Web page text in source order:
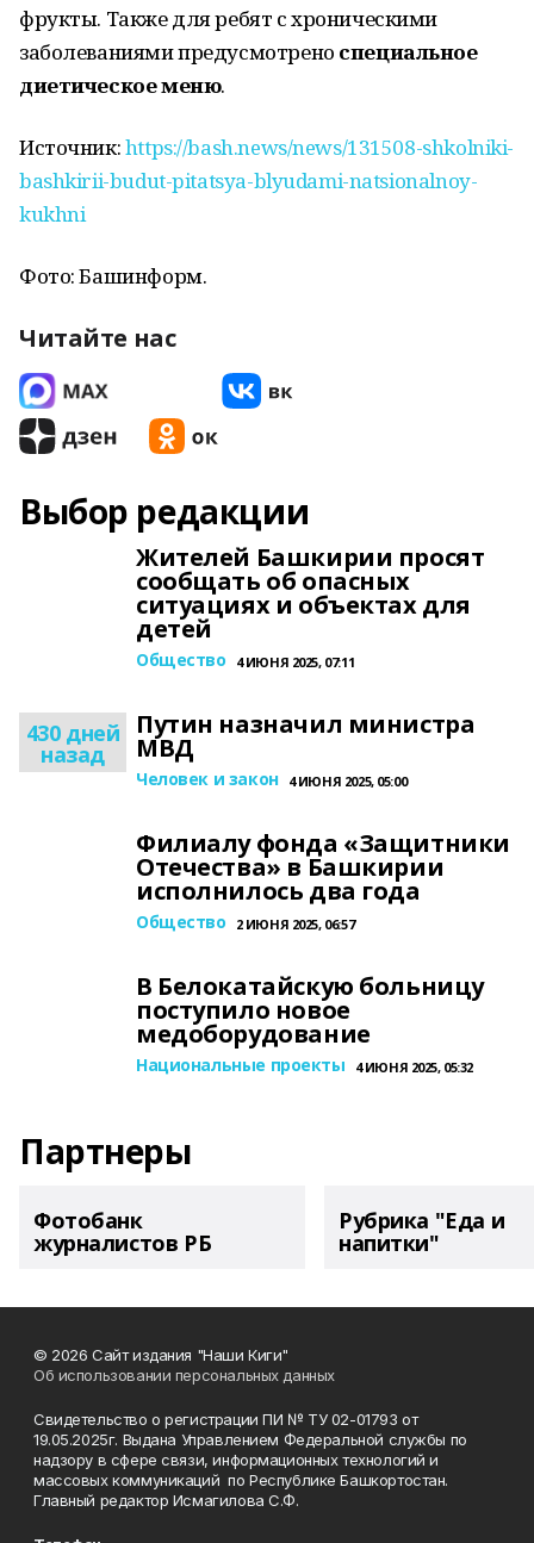
фрукты. Также для ребят с хроническими
заболеваниями предусмотрено специальное
диетическое меню.
Источник:https://bash.news/news/131508-shkolniki-
bashkirii-budut-pitatsya-blyudami-natsionalnoy-
kukhni
Фото: Башинформ.
Читайте нас
Выбор редакции
Жителей Башкирии просят
сообщать об опасных
ситуациях и объектах для
детей
Общество 4 ИЮНЯ 2025, 07:11
430 дней
назад
Путин назначил министра
МВД
Человек и закон 4 ИЮНЯ 2025, 05:00
Филиалу фонда «Защитники
Отечества» в Башкирии
исполнилось два года
Общество 2 ИЮНЯ 2025, 06:57
В Белокатайскую больницу
поступило новое
медоборудование
Национальные проекты 4 ИЮНЯ 2025, 05:32
Партнеры
Фотобанк
журналистов РБ
Рубрика "Еда и
напитки"
© 2026 Сайт издания "Наши Киги"
Об использовании персональных данных
Свидетельство о регистрации ПИ № ТУ 02-01793 от
19.05.2025г. Выдана Управлением Федеральной службы по
надзору в сфере связи, информационных технологий и
массовых коммуникаций по Республике Башкортостан.
Главный редактор Исмагилова С.Ф.